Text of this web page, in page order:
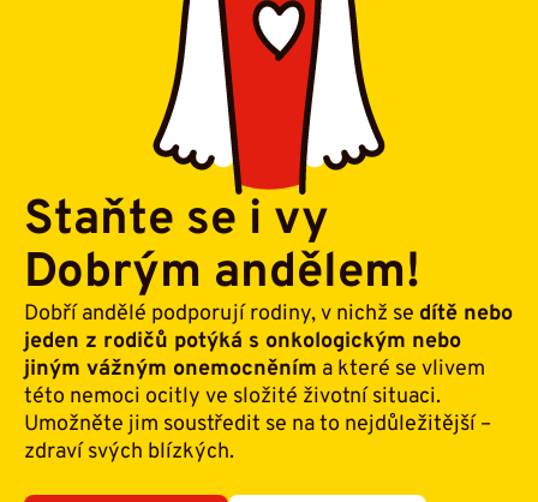
Staňte se i vy
Dobrým andělem!
Dobří andělé podporují rodiny, v nichž se dítě nebo
jeden z rodičů potýká s onkologickým nebo
jiným vážným onemocněním a které se vlivem
této nemoci ocitly ve složité životní situaci.
Umožněte jim soustředit se na to nejdůležitější –
zdraví svých blízkých.